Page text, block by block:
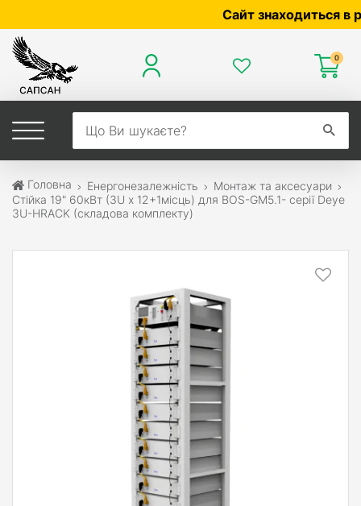
Сайт знаходиться в
0
Головна Енергонезалежність
Монтаж та аксесуари
Стійка 19" 60кВт (3U х 12+1місць) для BOS-GM5.1- серії Deye
3U-HRACK (складова комплекту)